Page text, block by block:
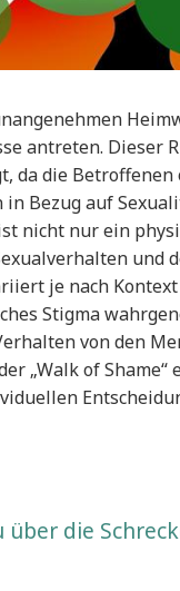
antreten. Dieser
da die
Bezug auf
nicht nur ein
und
je nach
Stigma
von den
„Walk of Shame“
die